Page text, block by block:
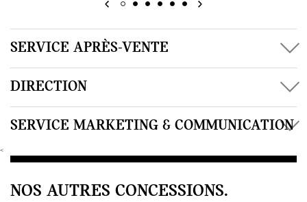
SERVICE APRÈS-VENTE
DIRECTION
SERVICE MARKETING & COMMUNICATION
<
NOS AUTRES CONCESSIONS.